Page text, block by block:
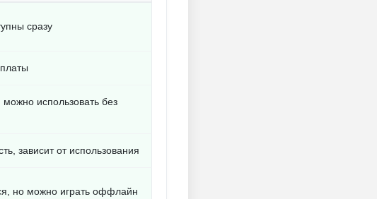
сразу
использовать без
зависит от использования
но можно играть оффлайн